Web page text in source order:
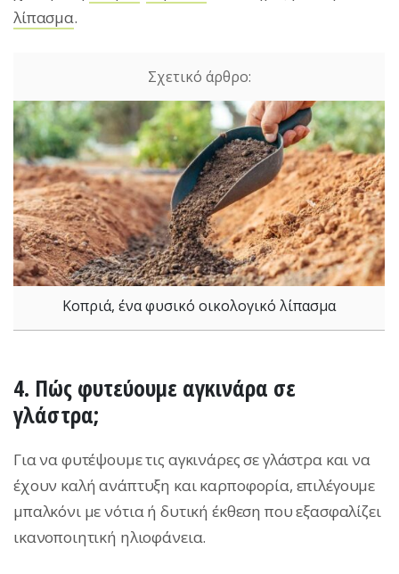
λίπασμα.
Κοπριά, ένα φυσικό οικολογικό λίπασμα
4. Πώς φυτεύουμε αγκινάρα σε
γλάστρα;
Για να φυτέψουμε τις αγκινάρες σε γλάστρα και να
έχουν καλή ανάπτυξη και καρποφορία, επιλέγουμε
μπαλκόνι με νότια ή δυτική έκθεση που εξασφαλίζει
ικανοποιητική ηλιοφάνεια.